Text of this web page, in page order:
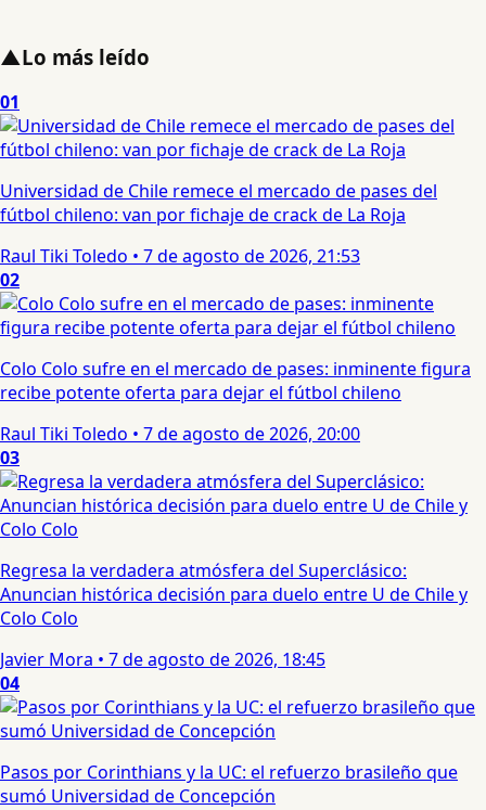
▲Lo más leído
01
Universidad de Chile remece el mercado de pases del
fútbol chileno: van por fichaje de crack de La Roja
Raul Tiki Toledo • 7 de agosto de 2026, 21:53
02
Colo Colo sufre en el mercado de pases: inminente figura
recibe potente oferta para dejar el fútbol chileno
Raul Tiki Toledo • 7 de agosto de 2026, 20:00
03
Regresa la verdadera atmósfera del Superclásico:
Anuncian histórica decisión para duelo entre U de Chile y
Colo Colo
Javier Mora • 7 de agosto de 2026, 18:45
04
Pasos por Corinthians y la UC: el refuerzo brasileño que
sumó Universidad de Concepción